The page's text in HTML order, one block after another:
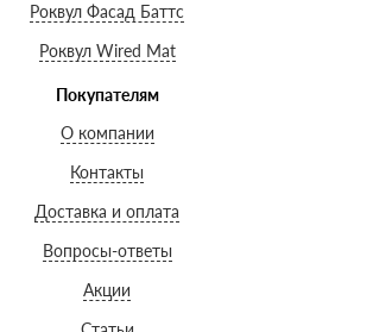
Роквул Фасад Баттс
Роквул Wired Mat
Покупателям
О компании
Контакты
Доставка и оплата
Вопросы-ответы
Акции